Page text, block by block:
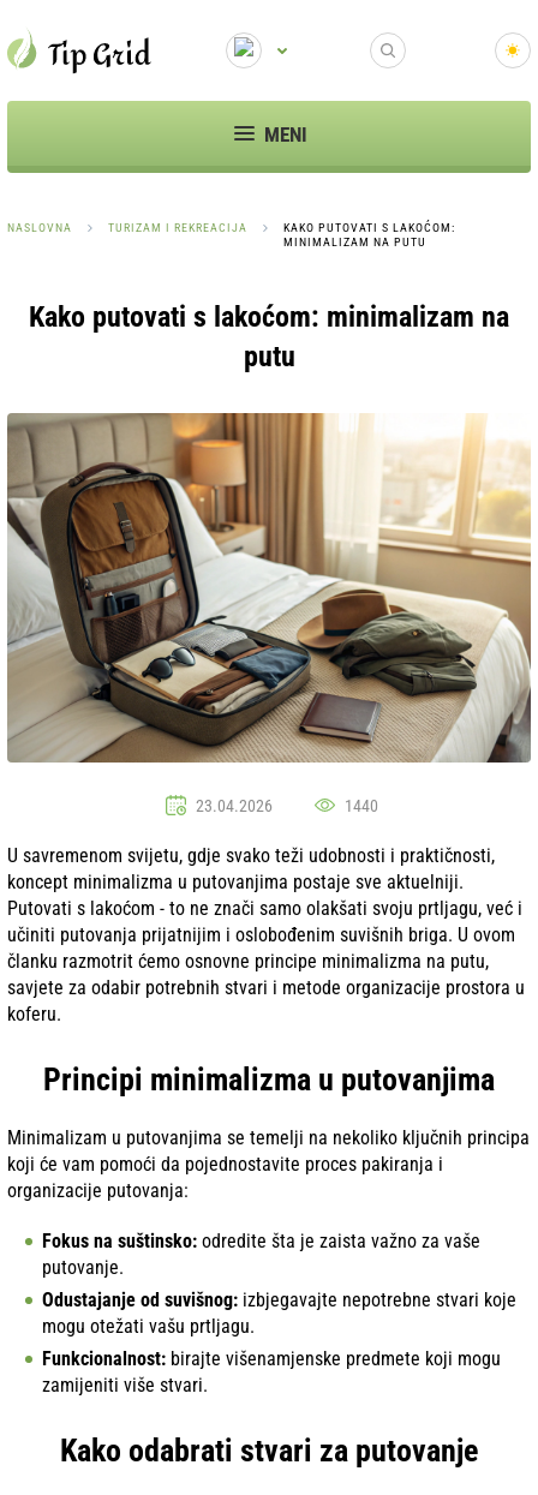
MENI
NASLOVNA TURIZAM I REKREACIJA
KAKO PUTOVATI S LAKOĆOM:
MINIMALIZAM NA PUTU
Kako putovati s lakoćom: minimalizam na
putu
23.04.2026 1440
U savremenom svijetu, gdje svako teži udobnosti i praktičnosti,
koncept minimalizma u putovanjima postaje sve aktuelniji.
Putovati s lakoćom - to ne znači samo olakšati svoju prtljagu, već i
učiniti putovanja prijatnijim i oslobođenim suvišnih briga. U ovom
članku razmotrit ćemo osnovne principe minimalizma na putu,
savjete za odabir potrebnih stvari i metode organizacije prostora u
koferu.
Principi minimalizma u putovanjima
Minimalizam u putovanjima se temelji na nekoliko ključnih principa
koji će vam pomoći da pojednostavite proces pakiranja i
organizacije putovanja:
Fokus na suštinsko: odredite šta je zaista važno za vaše
putovanje.
Odustajanje od suvišnog: izbjegavajte nepotrebne stvari koje
mogu otežati vašu prtljagu.
Funkcionalnost: birajte višenamjenske predmete koji mogu
zamijeniti više stvari.
Kako odabrati stvari za putovanje